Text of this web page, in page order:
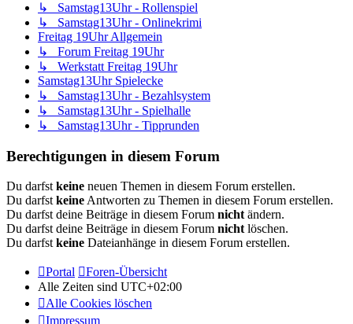
↳ Samstag13Uhr - Rollenspiel
↳ Samstag13Uhr - Onlinekrimi
Freitag 19Uhr Allgemein
↳ Forum Freitag 19Uhr
↳ Werkstatt Freitag 19Uhr
Samstag13Uhr Spielecke
↳ Samstag13Uhr - Bezahlsystem
↳ Samstag13Uhr - Spielhalle
↳ Samstag13Uhr - Tipprunden
Berechtigungen in diesem Forum
Du darfstkeine neuen Themen in diesem Forum erstellen.
Du darfstkeineAntworten zu Themen in diesem Forum erstellen.
Du darfst deine Beiträge in diesem Forum nichtändern.
Du darfst deine Beiträge in diesem Forum nichtlöschen.
Du darfstkeine Dateianhänge in diesem Forum erstellen.
Portal
Foren-Übersicht
Alle Zeiten sind UTC+02:00
Alle Cookies löschen
Impressum